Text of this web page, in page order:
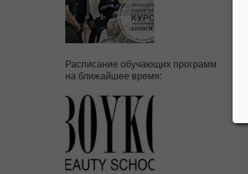
Расписание обучающих программ
на ближайшее время: